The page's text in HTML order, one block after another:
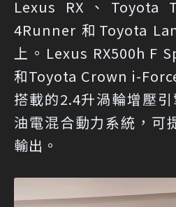
Lexus RX、Toyota
4Runner 和Toyota
上。Lexus RX500h F
和Toyota Crown i-
搭載的2.4升渦輪增壓
油電混合動力系統，可
輸出。